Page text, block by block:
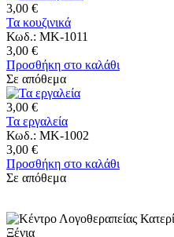
3,00 €
Τα κουζινικά
Κωδ.: MK-1011
3,00 €
Προσθήκη στο καλάθι
Σε απόθεμα
3,00 €
Τα εργαλεία
Κωδ.: MK-1002
3,00 €
Προσθήκη στο καλάθι
Σε απόθεμα